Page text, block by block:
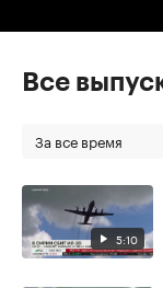
Все
За все время
5:10